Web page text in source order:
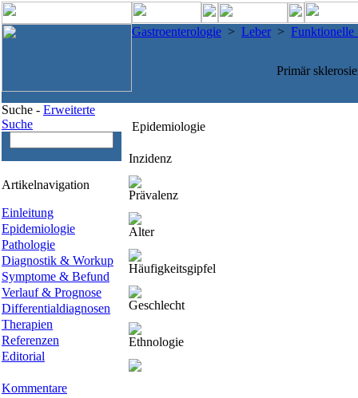
Gastroenterologie > Leber > Funktionelle
Primär
Suche - Erweiterte
Suche
Artikelnavigation
Einleitung
Epidemiologie
Pathologie
Diagnostik & Workup
Symptome & Befund
Verlauf & Prognose
Differentialdiagnosen
Therapien
Referenzen
Editorial
Kommentare
Epidemiologie
Inzidenz
Prävalenz
Alter
Häufigkeitsgipfel
Geschlecht
Ethnologie